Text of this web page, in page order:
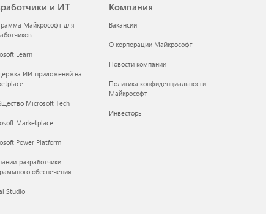
и ИТ
Майкрософт для
Learn
ИИ-приложений на
Microsoft Tech
Marketplace
Power Platform
разработчики
обеспечения
Studio
Компания
Вакансии
О корпорации Майкрософт
Новости компании
Политика конфиденциальности
Майкрософт
Инвесторы